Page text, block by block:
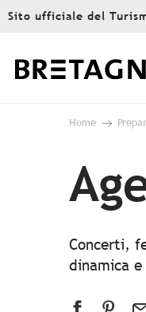
Aller
principal
Sito ufficiale del
Home
Concerti,
dinamica